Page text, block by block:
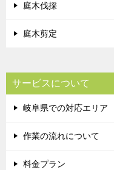
庭木伐採
庭木剪定
サービスについて
岐阜県での対応エリア
作業の流れについて
料金プラン